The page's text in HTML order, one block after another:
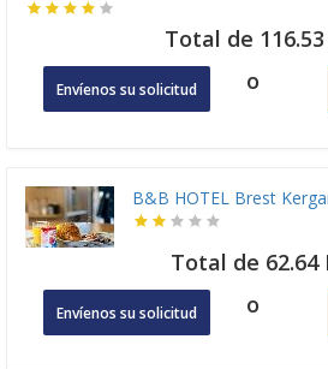
Total de 116.53
Envíenos su solicitud o
B&B HOTEL Brest
Total de 62.64
Envíenos su solicitud o